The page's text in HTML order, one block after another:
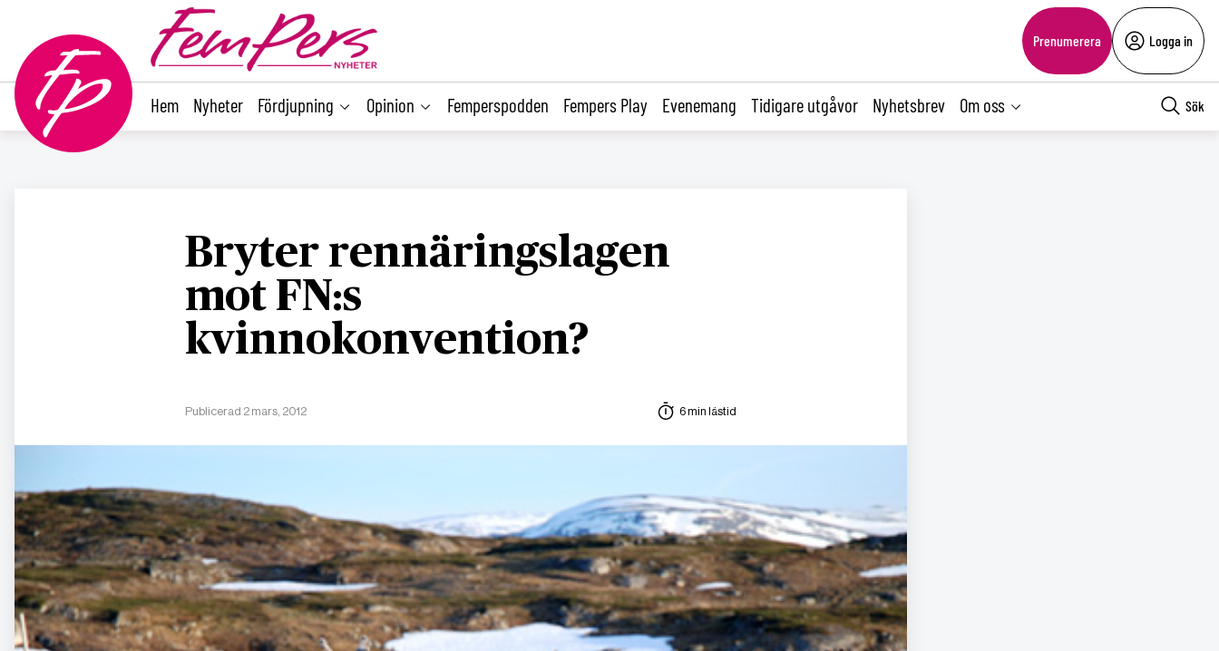
Prenumerera Logga in
Hem Nyheter Fördjupning Opinion Femperspodden Fempers Play Evenemang Tidigare utgåvor Nyhetsbrev Om oss Sök
Bryter rennäringslagen
mot FN:s
kvinnokonvention?
Publicerad 2 mars, 2012 6 min lästid